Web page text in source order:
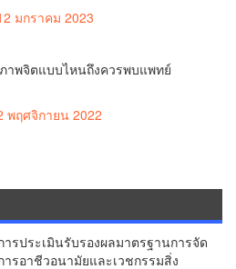
มกราคม 2023
าพจิตแบบไหนถึงควรพบแพทย์
พฤศจิกายน 2022
ารประเมินรับรองผลมาตรฐานการจัด
ารอาชีวอนามัยและเวชกรรมสิ่ง